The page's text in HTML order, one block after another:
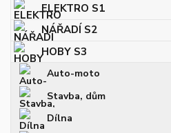
ELEKTRO S1
NÁŘADÍ S2
HOBY S3
Auto-moto
Stavba, dům
Dílna